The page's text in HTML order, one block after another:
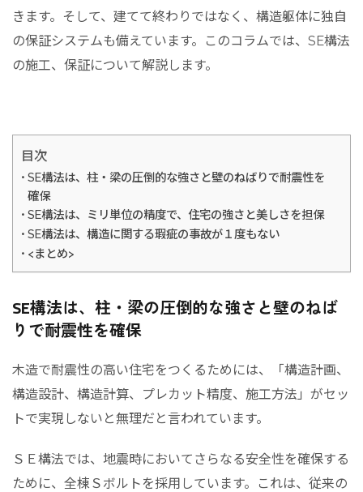
きます。そして、建てて終わりではなく、構造躯体に独自
の保証システムも備えています。このコラムでは、SE構法
の施工、保証について解説します。
目次
SE構法は、柱・梁の圧倒的な強さと壁のねばりで耐震性を
確保
SE構法は、ミリ単位の精度で、住宅の強さと美しさを担保
SE構法は、構造に関する瑕疵の事故が１度もない
<まとめ>
SE構法は、柱・梁の圧倒的な強さと壁のねば
りで耐震性を確保
木造で耐震性の高い住宅をつくるためには、「構造計画、
構造設計、構造計算、プレカット精度、施工方法」がセッ
トで実現しないと無理だと言われています。
ＳＥ構法では、地震時においてさらなる安全性を確保する
ために、全棟Ｓボルトを採用しています。これは、従来の